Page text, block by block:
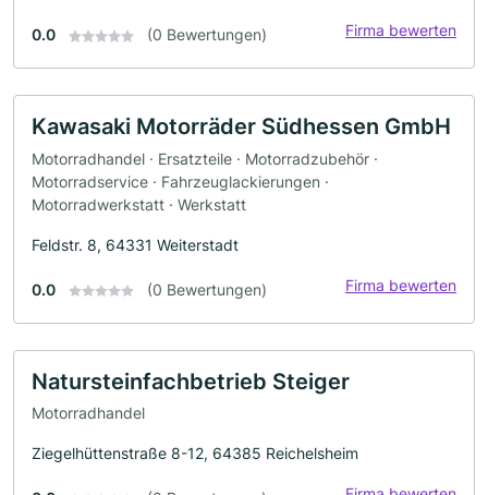
0.0 (0 Bewertungen) Firma bewerten
Kawasaki Motorräder Südhessen GmbH
Motorradhandel · Ersatzteile · Motorradzubehör ·
Motorradservice · Fahrzeuglackierungen ·
Motorradwerkstatt · Werkstatt
Feldstr. 8, 64331 Weiterstadt
0.0 (0 Bewertungen) Firma bewerten
Natursteinfachbetrieb Steiger
Motorradhandel
Ziegelhüttenstraße 8-12, 64385 Reichelsheim